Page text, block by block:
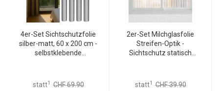
4er-Set Sichtschutzfolie
silber-matt, 60 x 200 cm -
selbstklebende
& ideal für Fenster, Büro &
statt1 CHF 69.90
2er-Set Milchglasfolie
Streifen-Optik -
Sichtschutz statisch
50x200cm zuschneidbar
statt1 CHF 39.90